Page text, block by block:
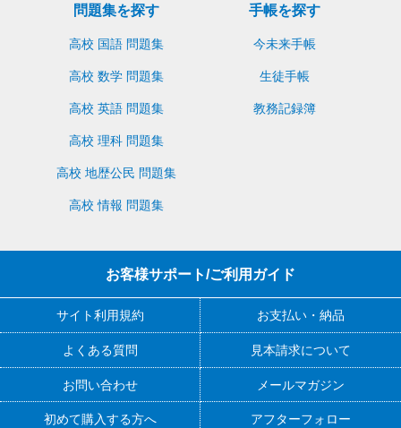
問題集を探す
高校 国語 問題集
高校 数学 問題集
高校 英語 問題集
高校 理科 問題集
高校 地歴公民 問題集
高校 情報 問題集
手帳を探す
今未来手帳
生徒手帳
教務記録簿
お客様サポート/ご利用ガイド
サイト利用規約 お支払い・納品
よくある質問 見本請求について
お問い合わせ メールマガジン
初めて購入する方へ アフターフォロー